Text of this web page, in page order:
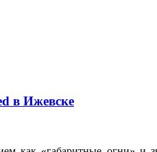
в Ижевске